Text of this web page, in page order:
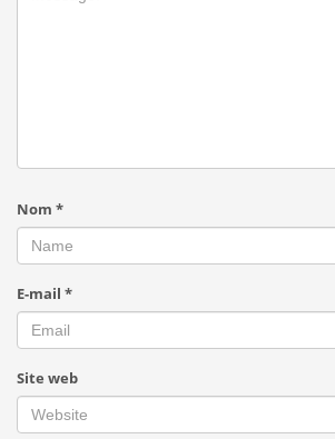
Nom *
E-mail *
Site web